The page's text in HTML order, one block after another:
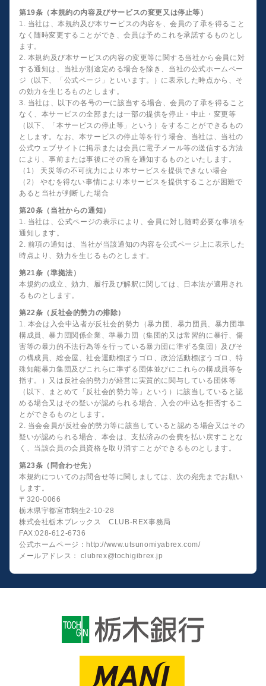
第19条（本規約の内容及びサービスの変更又は停止等）
1. 当社は、本規約及び本サービスの内容を、会員の了承を得ること
なく随時変更することができ、会員は予めこれを承諾するものとし
ます。
2. 本規約及び本サービスの内容の変更等に関する当社から会員に対
する通知は、当社が別途定める場合を除き、当社の公式ホームペー
ジ（以下、「公式ページ」といいます。）に表示した時点から、そ
の効力を生じるものとします。
3. 当社は、以下の各号の一に該当する場合、会員の了承を得ること
なく、本サービスの全部または一部の提供を停止・中止・変更等
（以下、「本サービスの停止等」という）をすることができるもの
とします。なお、本サービスの停止等を行う場合、当社は、当社の
公式ウェブサイトに掲示または会員に電子メール等の送信する方法
により、事前または事後にその旨を通知するものといたします。
（1） 天災等の不可抗力により本サービスを提供できない場合
（2） やむを得ない事情により本サービスを提供することが困難で
あると当社が判断した場合
第20条（当社からの通知）
1. 当社は、公式ページの表示により、会員に対し随時必要な事項を
通知します。
2. 前項の通知は、当社が当該通知の内容を公式ページ上に表示した
時点より、効力を生じるものとします。
第21条（準拠法）
本規約の成立、効力、履行及び解釈に関しては、日本法が適用され
るものとします。
第22条（反社会的勢力の排除）
1. 本会は入会申込者が反社会的勢力（暴力団、暴力団員、暴力団準
構成員、暴力団関係企業、準暴力団（集団的又は常習的に暴行、傷
害等の暴力的不法行為等を行っている暴力団に準ずる集団）及びそ
の構成員、総会屋、社会運動標ぼうゴロ、政治活動標ぼうゴロ、特
殊知能暴力集団及びこれらに準ずる団体並びにこれらの構成員等を
指す。）又は反社会的勢力が経営に実質的に関与している団体等
（以下、まとめて「反社会的勢力等」という）に該当していると認
める場合又はその疑いが認められる場合、入会の申込を拒否するこ
とができるものとします。
2. 当会会員が反社会的勢力等に該当していると認める場合又はその
疑いが認められる場合、本会は、支払済みの会費を払い戻すことな
く、当該会員の会員資格を取り消すことができるものとします。
第23条（問合わせ先）
本規約についてのお問合せ等に関しましては、次の宛先までお願い
します。
〒320-0066
栃木県宇都宮市駒生2-10-28
株式会社栃木ブレックス CLUB-REX事務局
FAX:028-612-6736
公式ホームページ：http://www.utsunomiyabrex.com/
メールアドレス： clubrex@tochigibrex.jp